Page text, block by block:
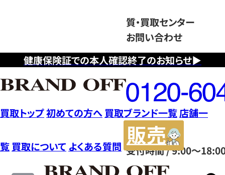
健康保険証での本人確認終了のお知らせ▶
質・買取センター
お問い合わせ
フ
リ
ー
ダ
イ
ヤ
ル
0120604117
受付時間 / 9:00～
買取トップ初めての方へ 買取ブランド一覧店舗一
覧 買取について よくある質問
サ